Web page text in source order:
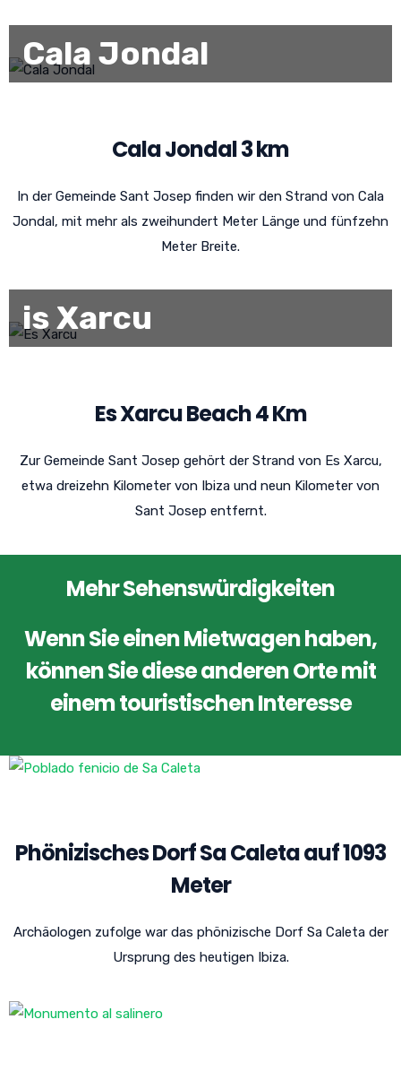
Cala Jondal
Cala Jondal 3 km
In der Gemeinde Sant Josep finden wir den Strand von Cala
Jondal, mit mehr als zweihundert Meter Länge und fünfzehn
Meter Breite.
is Xarcu
Es Xarcu Beach 4 Km
Zur Gemeinde Sant Josep gehört der Strand von Es Xarcu,
etwa dreizehn Kilometer von Ibiza und neun Kilometer von
Sant Josep entfernt.
Mehr Sehenswürdigkeiten
Wenn Sie einen Mietwagen haben,
können Sie diese anderen Orte mit
einem touristischen Interesse
Phönizisches Dorf Sa Caleta auf 1093
Meter
Archäologen zufolge war das phönizische Dorf Sa Caleta der
Ursprung des heutigen Ibiza.